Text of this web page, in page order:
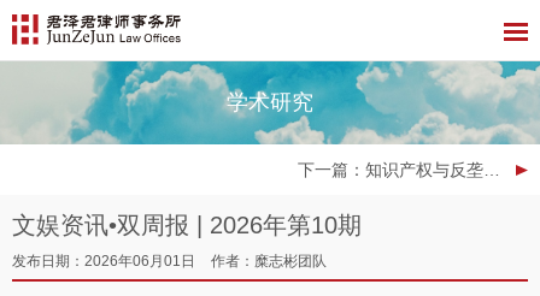
学术研究
下一篇 ：知识产权与反垄断月刊 | 2026年5月
文娱资讯•双周报 | 2026年第10期
发布日期：2026年06月01日 作者：糜志彬团队